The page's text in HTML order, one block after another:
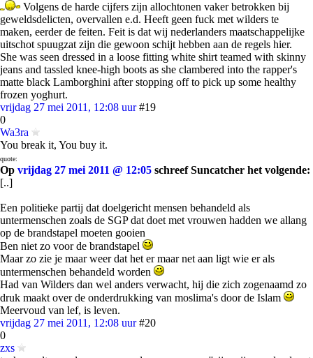
Volgens de harde cijfers zijn allochtonen vaker betrokken bij
geweldsdelicten, overvallen e.d. Heeft geen fuck met wilders te
maken, eerder de feiten. Feit is dat wij nederlanders maatschappelijke
uitschot spuugzat zijn die gewoon schijt hebben aan de regels hier.
She was seen dressed in a loose fitting white shirt teamed with skinny
jeans and tassled knee-high boots as she clambered into the rapper's
matte black Lamborghini after stopping off to pick up some healthy
frozen yoghurt.
vrijdag 27 mei 2011, 12:08 uur #19
0
Wa3ra
You break it, You buy it.
quote:
Op vrijdag 27 mei 2011 @ 12:05 schreef Suncatcher het volgende:
[..]
Een politieke partij dat doelgericht mensen behandeld als
untermenschen zoals de SGP dat doet met vrouwen hadden we allang
op de brandstapel moeten gooien
Ben niet zo voor de brandstapel
Maar zo zie je maar weer dat het er maar net aan ligt wie er als
untermenschen behandeld worden
Had van Wilders dan wel anders verwacht, hij die zich zogenaamd zo
druk maakt over de onderdrukking van moslima's door de Islam
Meervoud van lef, is leven.
vrijdag 27 mei 2011, 12:08 uur #20
0
zxs